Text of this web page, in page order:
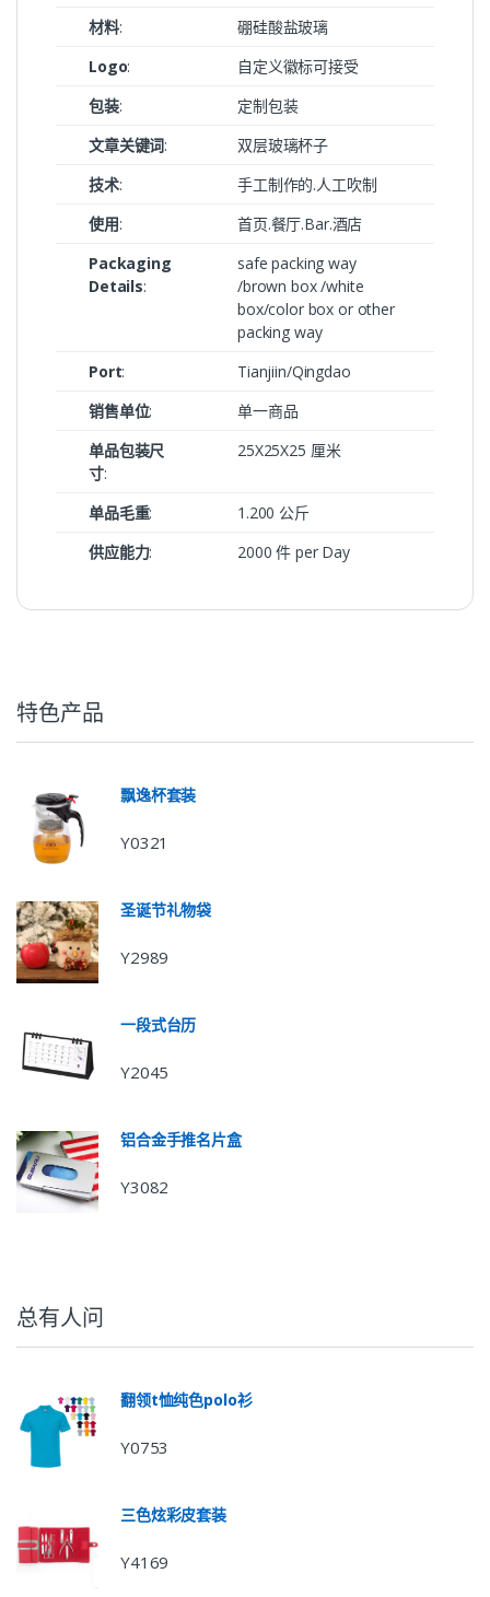
材料:
硼硅酸盐玻璃
Logo:
自定义徽标可接受
包装:
定制包装
文章关键词:
双层玻璃杯子
技术:
手工制作的.人工吹制
使用:
首页.餐厅.Bar.酒店
Packaging
Details:
safe packing way
/brown box /white
box/color box or other
packing way
Port:
Tianjiin/Qingdao
销售单位:
单一商品
单品包装尺
寸:
25X25X25 厘米
单品毛重:
1.200 公斤
供应能力: 2000 件 per Day
特色产品
飘逸杯套装
Y0321
圣诞节礼物袋
Y2989
一段式台历
Y2045
铝合金手推名片盒
Y3082
总有人问
翻领t恤纯色polo衫
Y0753
三色炫彩皮套装
Y4169